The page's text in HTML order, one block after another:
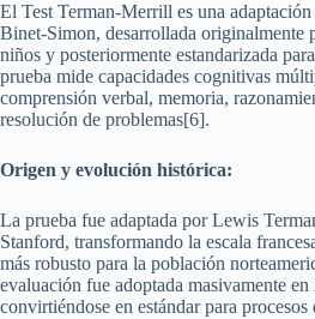
El Test Terman-Merrill es una adaptación
Binet-Simon, desarrollada originalmente
niños y posteriormente estandarizada
prueba mide capacidades cognitivas
comprensión verbal, memoria,
resolución de problemas[6].
Origen y evolución histórica:
La prueba fue adaptada por Lewis
Stanford, transformando la escala
más robusto para la población
evaluación fue adoptada masivamente
convirtiéndose en estándar para